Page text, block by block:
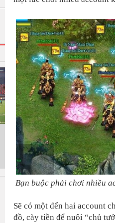
Bạn buộc phải chơi nhiều
Sẽ có một đến hai account
đồ, cày tiền để nuôi “chủ